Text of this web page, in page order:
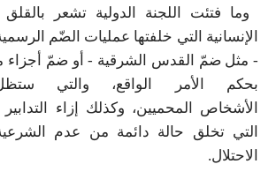
وما فتئت اللجنة الدولية تشعر بالقلق
الإنسانية التي خلفتها عمليات الضّم
- مثل ضمّ القدس الشرقية - أو ضمّ أجزاء
بحكم الأمر الواقع، والتي
الأشخاص
المحميين، وكذلك إزاء
التي تخلق حالة دائمة من عدم
الاحتلال.